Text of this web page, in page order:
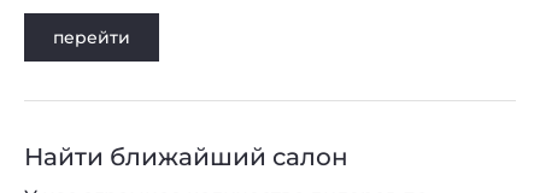
перейти
Найти ближайший салон